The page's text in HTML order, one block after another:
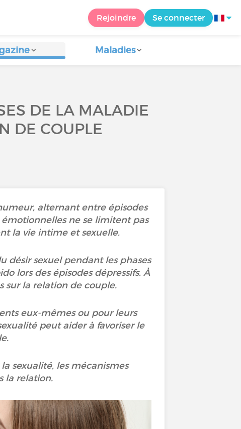
Rejoindre Se connecter
Maladies
DE LA MALADIE
DE COUPLE
alternant entre épisodes
ne se limitent pas
la vie intime et sexuelle.
sexuel pendant les phases
lors des épisodes dépressifs. À
sur la relation de couple.
eux-mêmes ou pour leurs
peut aider à favoriser le
sexualité, les mécanismes
la relation.